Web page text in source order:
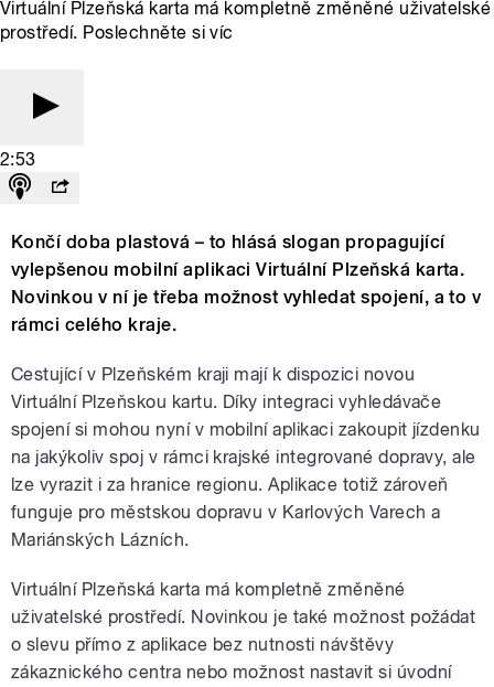
Virtuální Plzeňská karta má kompletně změněné uživatelské
prostředí. Poslechněte si víc
2:53
Končí doba plastová – to hlásá slogan propagující
vylepšenou mobilní aplikaci Virtuální Plzeňská karta.
Novinkou v ní je třeba možnost vyhledat spojení, a to v
rámci celého kraje.
Cestující v Plzeňském kraji mají k dispozici novou
Virtuální Plzeňskou kartu. Díky integraci vyhledávače
spojení si mohou nyní v mobilní aplikaci zakoupit jízdenku
na jakýkoliv spoj v rámci krajské integrované dopravy, ale
lze vyrazit i za hranice regionu. Aplikace totiž zároveň
funguje pro městskou dopravu v Karlových Varech a
Mariánských Lázních.
Virtuální Plzeňská karta má kompletně změněné
uživatelské prostředí. Novinkou je také možnost požádat
o slevu přímo z aplikace bez nutnosti návštěvy
zákaznického centra nebo možnost nastavit si úvodní